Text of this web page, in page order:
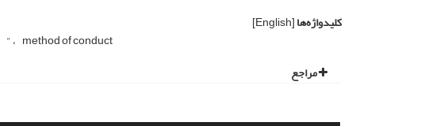
کلیدواژه‌ها[English]
"
method of conduct
مراجع